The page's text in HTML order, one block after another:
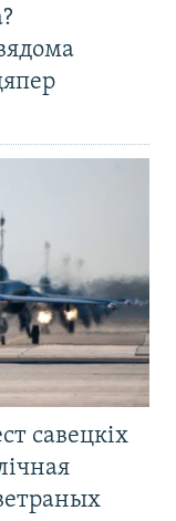
савецкіх